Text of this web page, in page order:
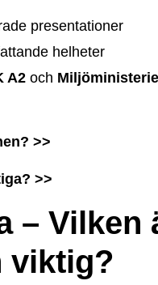
presentationer
helheter
A2 och
>>
>>
–
viktig?